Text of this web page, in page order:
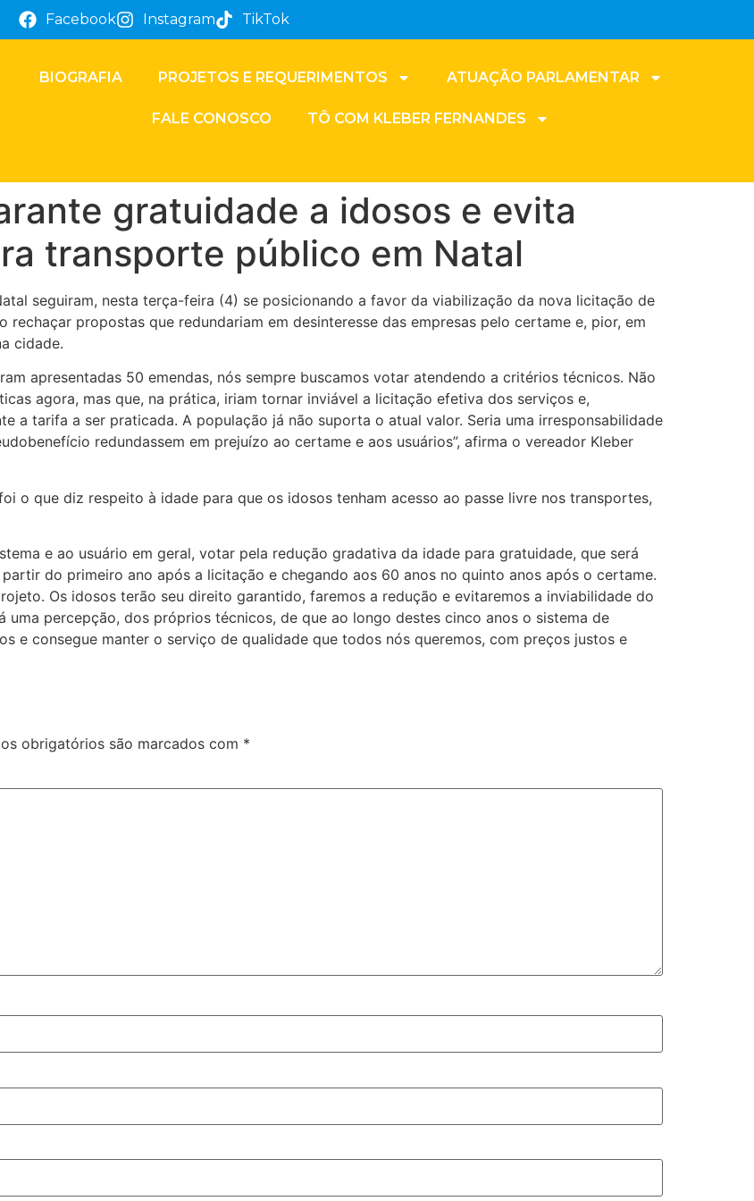
Facebook Instagram TikTok
BIOGRAFIA PROJETOS E REQUERIMENTOS ATUAÇÃO PARLAMENTAR
FALE CONOSCO TÔ COM KLEBER FERNANDES
gratuidade a idosos e evita
transporte público em Natal
seguiram, nesta terça-feira (4) se posicionando a favor da viabilização da nova licitação de
propostas que redundariam em desinteresse das empresas pelo certame e, pior, em
cidade.
apresentadas 50 emendas, nós sempre buscamos votar atendendo a critérios técnicos. Não
agora, mas que, na prática, iriam tornar inviável a licitação efetiva dos serviços e,
a tarifa a ser praticada. A população já não suporta o atual valor. Seria uma irresponsabilidade
redundassem em prejuízo ao certame e aos usuários”, afirma o vereador Kleber
o que diz respeito à idade para que os idosos tenham acesso ao passe livre nos transportes,
e ao usuário em geral, votar pela redução gradativa da idade para gratuidade, que será
do primeiro ano após a licitação e chegando aos 60 anos no quinto anos após o certame.
Os idosos terão seu direito garantido, faremos a redução e evitaremos a inviabilidade do
percepção, dos próprios técnicos, de que ao longo destes cinco anos o sistema de
e consegue manter o serviço de qualidade que todos nós queremos, com preços justos e
obrigatórios são marcados com *